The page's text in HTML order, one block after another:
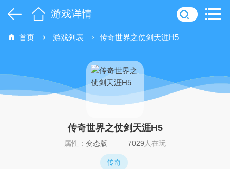
游戏详情
首页 游戏列表 传奇世界之仗剑天涯H5
传奇世界之仗剑天涯H5
属性： 变态版 7029 人在玩
传奇